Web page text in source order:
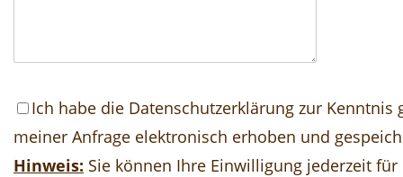
Ich habe die Datenschutzerklärung zur Kenntnis
meiner Anfrage elektronisch erhoben und
Hinweis: Sie können Ihre Einwilligung jederzeit